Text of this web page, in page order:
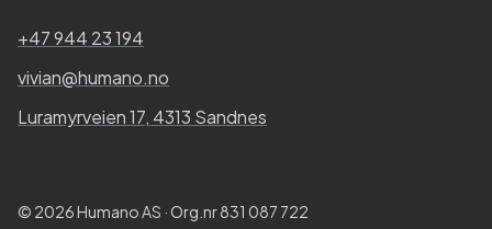
+47 944 23 194
vivian@humano.no
Luramyrveien 17, 4313 Sandnes
© 2026 Humano AS · Org.nr 831 087 722